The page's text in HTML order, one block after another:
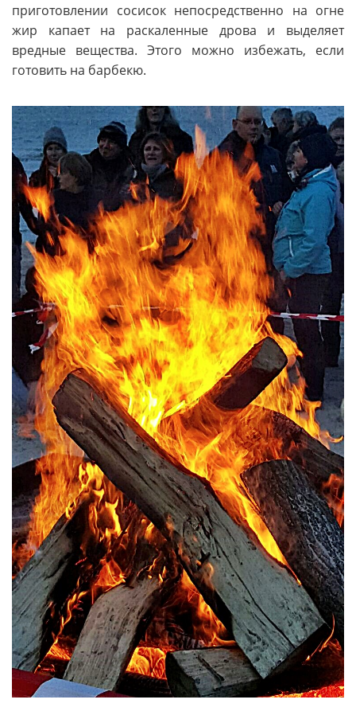
приготовлении сосисок непосредственно на огне
жир капает на раскаленные дрова и выделяет
вредные вещества. Этого можно избежать, если
готовить на барбекю.